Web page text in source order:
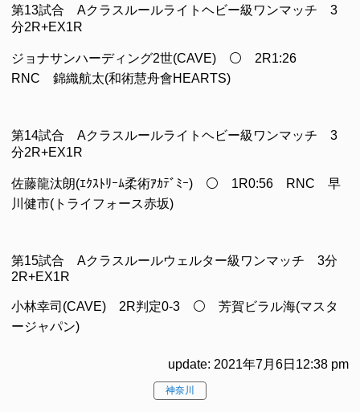
第13試合 Aクラスルールライトヘビー級ワンマッチ 3
分2R+EX1R
ジョナサンハーディング2世(CAVE) ⚪ 2R1:26
RNC 錦織航太(和術慧舟會HEARTS)
第14試合 Aクラスルールライトヘビー級ワンマッチ 3
分2R+EX1R
佐藤龍汰朗(ｴｸｽﾄﾘｰﾑ柔術ｱｶﾃﾞﾐｰ) ⚪ 1R0:56 RNC 早
川健市(トライフォース赤坂)
第15試合 Aクラスルールウェルター級ワンマッチ 3分
2R+EX1R
小林幸司(CAVE) 2R判定0-3 ⚪ 芳賀ビラル海(マスタ
ージャパン)
update: 2021年7月6日12:38 pm
神奈川